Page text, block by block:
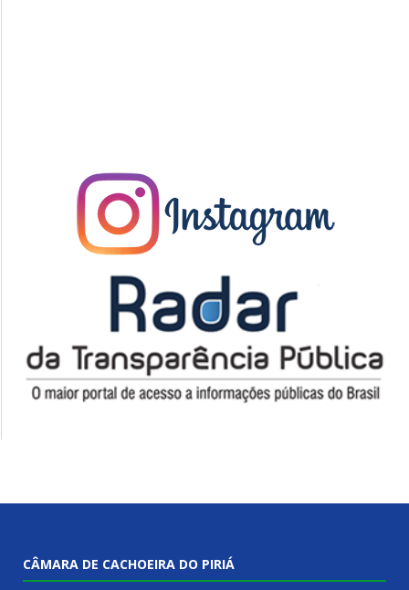
CÂMARA DE CACHOEIRA DO PIRIÁ